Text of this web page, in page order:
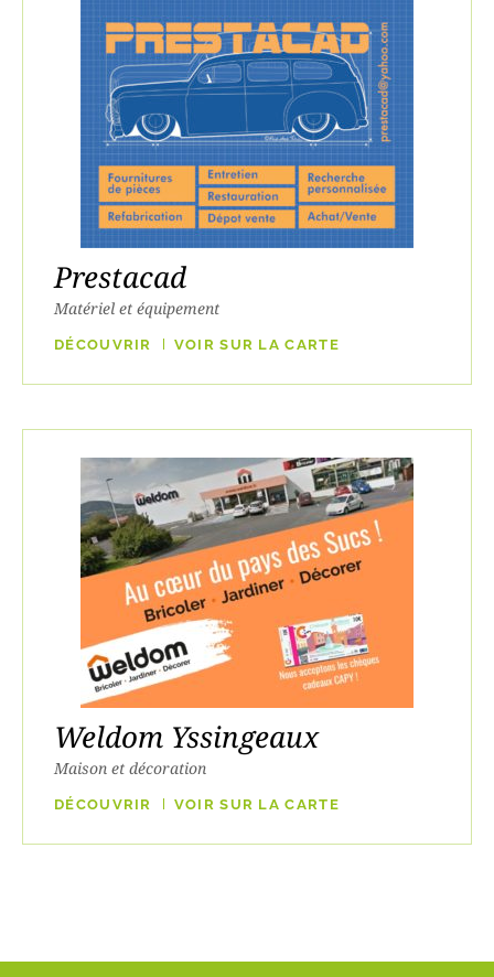
Prestacad
Matériel et équipement
DÉCOUVRIR VOIR SUR LA CARTE
Weldom Yssingeaux
Maison et décoration
DÉCOUVRIR VOIR SUR LA CARTE